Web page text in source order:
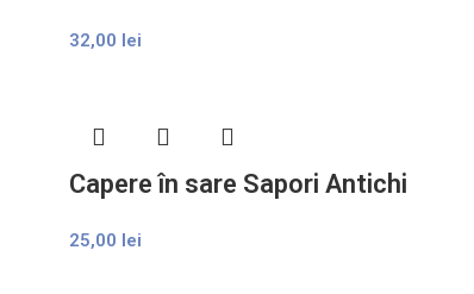
32,00 lei
Capere în sare Sapori Antichi
25,00 lei